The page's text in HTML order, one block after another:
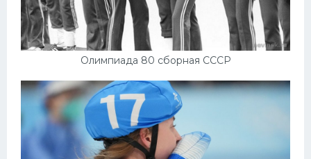
Олимпиада 80 сборная СССР